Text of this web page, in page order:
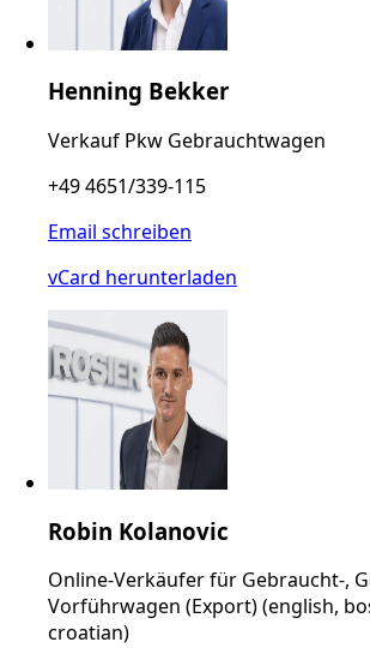
Henning Bekker
Verkauf Pkw Gebrauchtwagen
+49 4651/339-115
Email schreiben
vCard herunterladen
Robin Kolanovic
Online-Verkäufer für Gebraucht-,
Vorführwagen (Export) (english,
croatian)